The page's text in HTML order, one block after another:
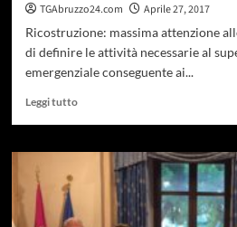
TGAbruzzo24.com
Aprile 27, 2017
Ricostruzione: massima attenzione
di definire le attività necessarie al
emergenziale conseguente ai...
Leggi tuttoLeggi
su
D’Alfonso
riunione
con